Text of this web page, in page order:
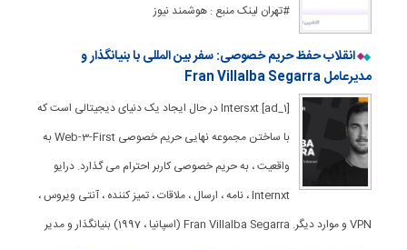
#تهران لینک منبع : هوشمند نیوز
انقلاب حفظ حریم خصوصی: سفر بین المللی با بنیانگذار و
مدیرعامل Fran Villalba Segarra
[ad_1] Intersxt در حال ایجاد یک دنیای دیجیتالی است که
با ساختن مجموعه نهایی حریم خصوصی Web-3-First به
واقعیت ، به حریم خصوصی کاربر احترام می گذارد. درایو
Internxt ، نامه ، ارسال ، ملاقات ، تمیز کننده ، آنتی ویروس ،
VPN و موارد دیگر. Fran Villalba Segarra (اسپانیا ، 1997) بنیانگذار و مدیر